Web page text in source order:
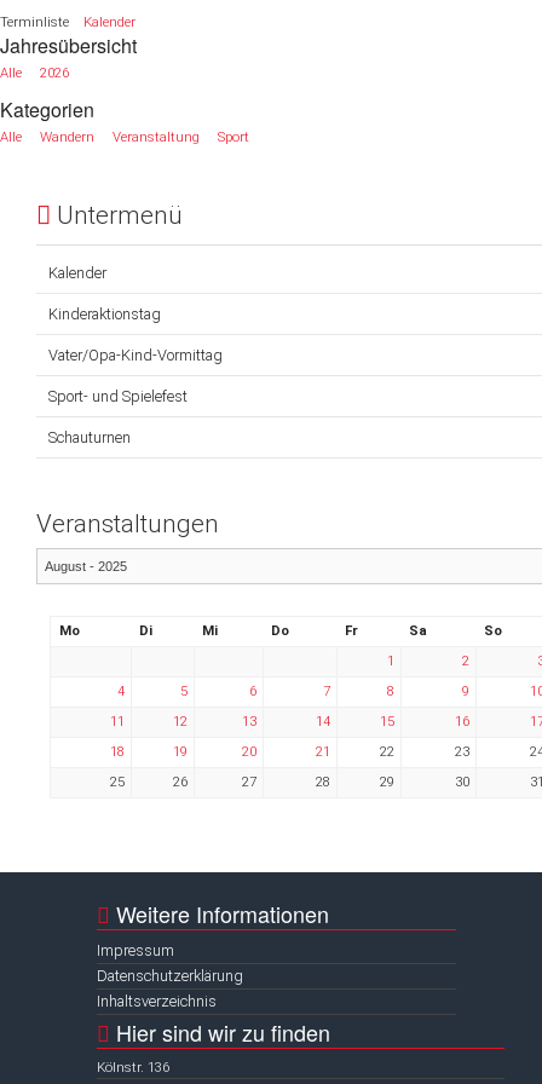
Website
Terminliste Kalender
Jahresübersicht
Alle 2026
Kategorien
Alle Wandern Veranstaltung Sport
Untermenü
Kalender
Kinderaktionstag
Vater/Opa-Kind-Vormittag
Sport- und Spielefest
Schauturnen
Veranstaltungen
Mo Di Mi Do Fr Sa
So
1
2
4
5 6 7 8 9
11
12 13 14 15 16
18
19 20 21 22 23
25
26 27 28 29 30
Weitere Informationen
Impressum
Datenschutzerklärung
Inhaltsverzeichnis
Hier sind wir zu finden
Kölnstr. 136